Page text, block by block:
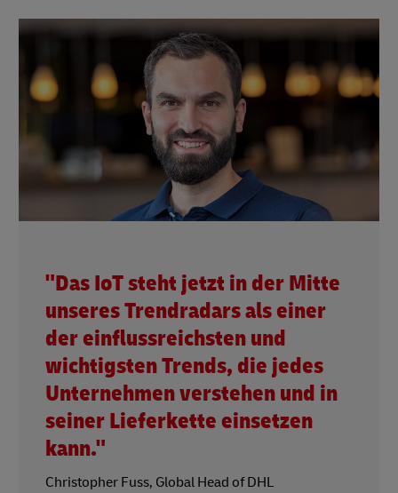
"Das IoT steht jetzt in der Mitte
unseres Trendradars als einer
der einflussreichsten und
wichtigsten Trends, die jedes
Unternehmen verstehen und in
seiner Lieferkette einsetzen
kann."
Christopher Fuss, Global Head of DHL